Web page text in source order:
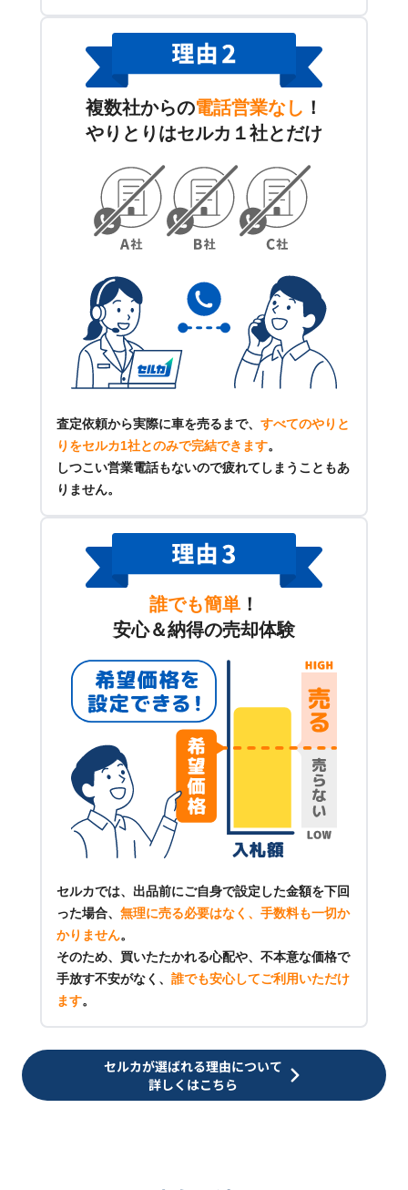
複数社からの電話営業なし ！
やりとりはセルカ１社とだけ
査定依頼から実際に車を売るまで、 すべてのやりと
りをセルカ1社とのみで完結できます。
しつこい営業電話もないので疲れてしまうこともあ
りません。
誰でも簡単 ！
安心＆納得の売却体験
セルカでは、出品前にご自身で設定した金額を下回
った場合、 無理に売る必要はなく、手数料も一切か
かりません。
そのため、買いたたかれる心配や、不本意な価格で
手放す不安がなく、 誰でも安心してご利用いただけ
ます。
セルカが選ばれる理由について
詳しくはこちら